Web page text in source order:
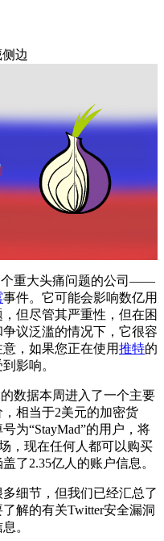
边
重大头痛问题的公司——
事件。它可能会影响数亿用
但尽管其严重性，但在困
议泛滥的情况下，它很容
，如果您正在使用推特的
影响。
数据本周进入了一个主要
相当于2美元的加密货
为“StayMad”的用户，将
，现在任何人都可以购买
了2.35亿人的账户信息。
细节，但我们已经汇总了
解的有关Twitter安全漏洞
。